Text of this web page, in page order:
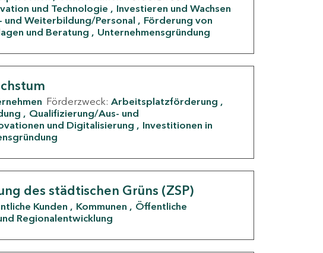
und Technologie
Investieren und Wachsen
und Weiterbildung/Personal
Förderung von
und Beratung Unternehmensgründung
Förderzweck: Arbeitsplatzförderung
Qualifizierung/Aus- und
und Digitalisierung
Investitionen in
des städtischen Grüns (ZSP)
Kunden Kommunen
Öffentliche
Regionalentwicklung